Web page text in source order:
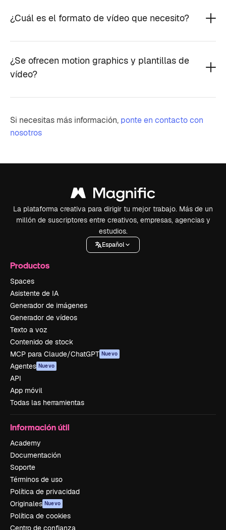
¿Cuál es el formato de vídeo que necesito?
¿Se ofrecen motion graphics y plantillas de
vídeo?
Si necesitas más información, ponte en contacto con
nosotros
La plataforma creativa para dirigir tu mejor trabajo. Más de un
millón de suscriptores entre creativos, empresas, agencias y
estudios.
Español
Productos
Spaces
Asistente de IA
Generador de imágenes
Generador de vídeos
Texto a voz
Contenido de stock
MCP para Claude/ChatGPT Nuevo
Agentes Nuevo
API
App móvil
Todas las herramientas
Información útil
Academy
Documentación
Soporte
Términos de uso
Política de privacidad
Originales Nuevo
Política de cookies
Centro de confianza